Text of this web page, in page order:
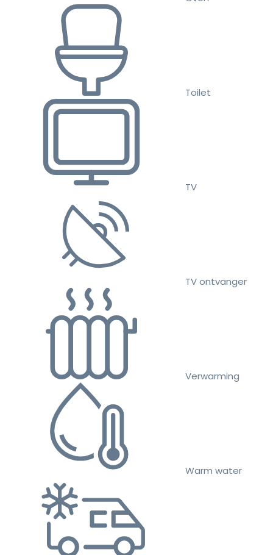
Toilet
TV
TV ontvanger
Verwarming
Warm water